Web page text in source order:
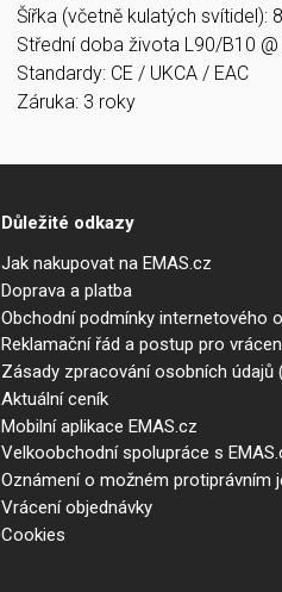
Šířka (včetně kulatých svítidel):
Střední doba života L90/B10 @
Standardy: CE / UKCA / EAC
Záruka: 3 roky
Důležité odkazy
Jak nakupovat na EMAS.cz
Doprava a platba
Obchodní podmínky internetového
Reklamační řád a postup pro
Zásady zpracování osobních údajů
Aktuální ceník
Mobilní aplikace EMAS.cz
Velkoobchodní spolupráce s
Oznámení o možném protiprávním
Vrácení objednávky
Cookies